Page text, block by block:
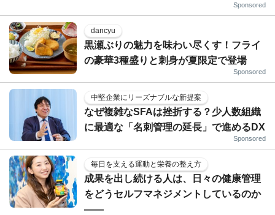
Sponsored
dancyu
黒瀬ぶりの魅力を味わい尽くす！フライ
の豪華3種盛りと刺身が夏限定で登場
Sponsored
中堅企業にリーズナブルな新提案
なぜ複雑なSFAは挫折する？少人数組織
に最適な「名刺管理の延長」で進めるDX
Sponsored
毎日を支える運動と栄養の整え方
成果を出し続ける人は、日々の健康管理
をどうセルフマネジメントしているのか
——